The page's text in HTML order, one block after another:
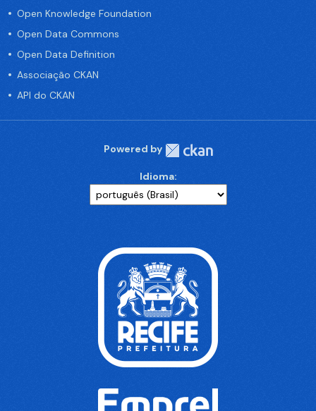
Open Knowledge Foundation
Open Data Commons
Open Data Definition
Associação CKAN
API do CKAN
Powered by
Idioma